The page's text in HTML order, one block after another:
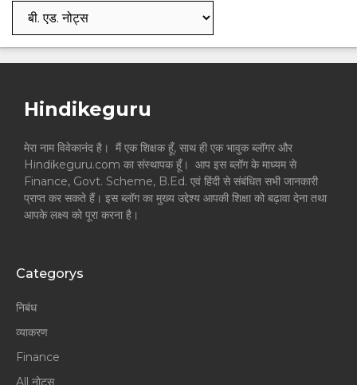
Categories
Hindikeguru
मेरा नाम विवेकानंद है। मैं एक शिक्षक हूँ, साथ ही एक भावुक ब्लॉगर और
Hindikeguru.com का संस्थापक हूँ। आप इस ब्लॉग के माध्यम से
Finance, Govt. Scheme, B.Ed. एवं हिंदी से संबंधित सभी जानकारी
प्राप्त कर सकते हैं। इस ब्लॉग का मुख्य उद्देश्य आपकी शिक्षा को बढ़ावा देना तथा
आपके लक्ष्य को पूरा करना है।
Categorys
निबंध
व्याकरण
Finance
All नोट्स